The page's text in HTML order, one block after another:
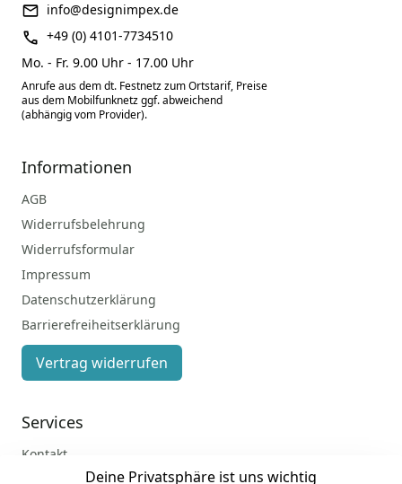
Deine Privatsphäre ist uns wichtig
info@designimpex.de
+49 (0) 4101-7734510
Mo. - Fr. 9.00 Uhr - 17.00 Uhr
Anrufe aus dem dt. Festnetz zum Ortstarif, Preise
aus dem Mobilfunknetz ggf. abweichend
(abhängig vom Provider).
Informationen
AGB
Widerrufsbelehrung
Widerrufsformular
Impressum
Datenschutzerklärung
Barrierefreiheitserklärung
Vertrag widerrufen
Services
Kontakt